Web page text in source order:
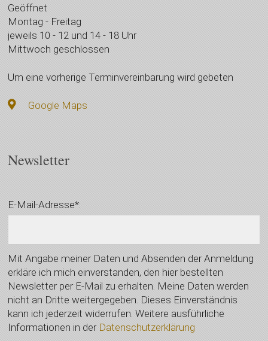
Geöffnet
Montag - Freitag
jeweils 10 - 12 und 14 - 18 Uhr
Mittwoch geschlossen
Um eine vorherige Terminvereinbarung wird gebeten
Google Maps
Newsletter
E-Mail-Adresse*:
Mit Angabe meiner Daten und Absenden der Anmeldung
erkläre ich mich einverstanden, den hier bestellten
Newsletter per E-Mail zu erhalten. Meine Daten werden
nicht an Dritte weitergegeben. Dieses Einverständnis
kann ich jederzeit widerrufen. Weitere ausführliche
Informationen in der Datenschutzerklärung